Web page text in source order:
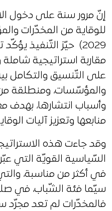
إنّ مرور سنة على دخول
2029) حيّز التّنفيذ
مقاربة استراتيجية شاملة
على التّنسيق والتكامل
والمؤسّسات، ومنطلقة
وأسباب انتشارها، بهدف
منابعها وتعزيز آليات
وقد جاءت هذه
السّياسية القويّة التي
في أكثر من مناسبة،
سيّما فئة الشّباب، في
فالمخدّرات لم تعد مجرّد